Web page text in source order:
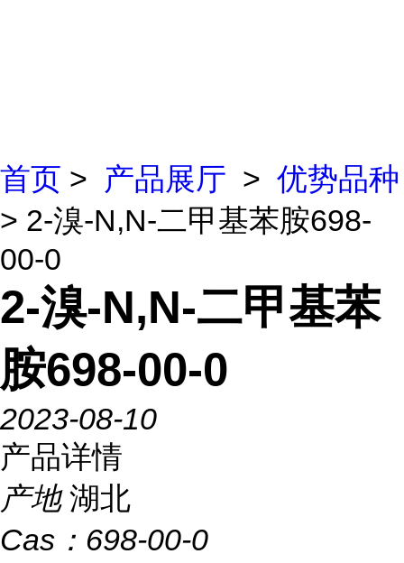
首页 > 产品展厅 > 优势品种
> 2-溴-N,N-二甲基苯胺698-
00-0
2-溴-N,N-二甲基苯
胺698-00-0
2023-08-10
产品详情
产地 湖北
Cas： 698-00-0